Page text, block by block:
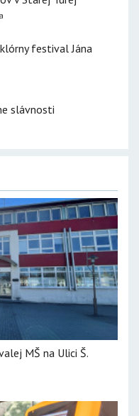
festival Jána
slávnosti
MŠ na Ulici Š.